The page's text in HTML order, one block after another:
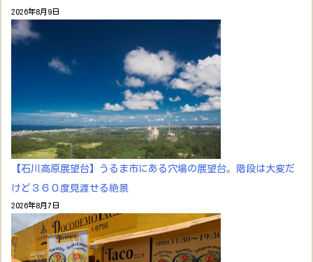
2026年8月9日
【石川高原展望台】うるま市にある穴場の展望台。階段は大変だ
けど３６０度見渡せる絶景
2026年8月7日